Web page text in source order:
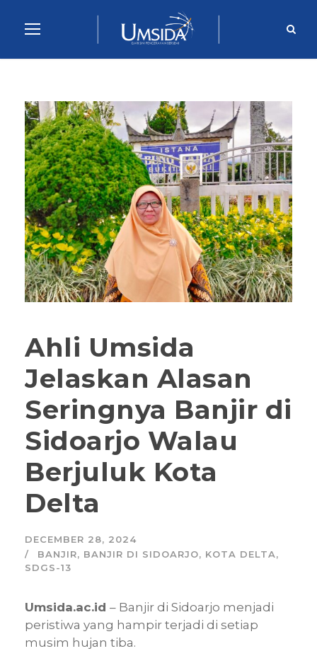
Ahli Umsida
Jelaskan Alasan
Seringnya Banjir di
Sidoarjo Walau
Berjuluk Kota
Delta
DECEMBER 28, 2024
BANJIR, BANJIR DI SIDOARJO, KOTA DELTA,
SDGS-13
Umsida.ac.id – Banjir di Sidoarjo menjadi
peristiwa yang hampir terjadi di setiap
musim hujan tiba.